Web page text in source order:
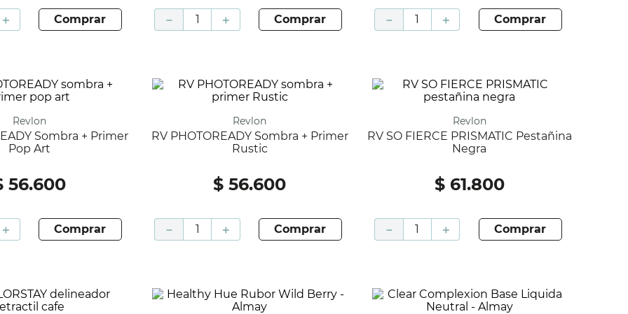
＋ comprar ＋
－ comprar ＋
－ comprar
Revlon
Pop Art
56.600
＋ comprar
Revlon
RV PHOTOREADY Sombra + Primer
Rustic
$ 56.600
＋
－ comprar
Revlon
RV SO FIERCE PRISMATIC Pestañina
Negra
$ 61.800
＋
－ comprar